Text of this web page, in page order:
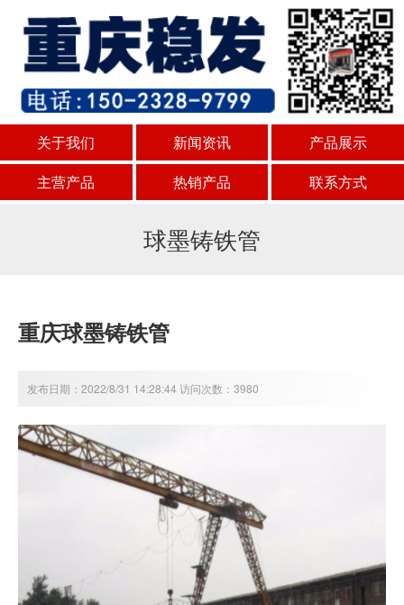
关于我们 新闻资讯
产品展示
主营产品
热销产品 联系方式
球墨铸铁管
重庆球墨铸铁管
发布日期：2022/8/31 14:28:44 访问次数：3980